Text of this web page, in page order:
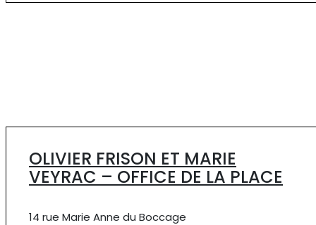
OLIVIER FRISON ET MARIE
VEYRAC – OFFICE DE LA PLACE
14 rue Marie Anne du Boccage